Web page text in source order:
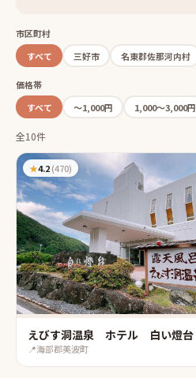
市区町村
すべて
三好市 名東郡佐那河内村
価格帯
すべて
〜1,000円 1,000〜3,000円
全10件
★4.2(470)
えびす洞温泉 ホテル 白い燈台
📍海部郡美波町